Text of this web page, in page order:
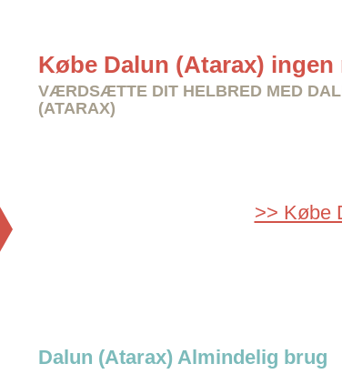
Købe Dalun (Atarax) ingen
VÆRDSÆTTE DIT HELBRED MED
(ATARAX)
>> Købe
Dalun (Atarax) Almindelig brug